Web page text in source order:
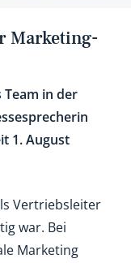
Marketing-
Team in der
1. August
Vertriebsleiter
war. Bei
Marketing